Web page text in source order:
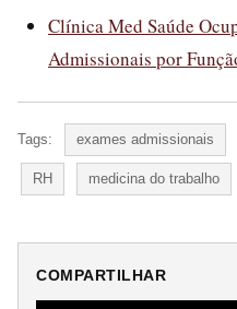
Clínica Med Saúde
Admissionais por
Tags: exames admissionais
RH medicina do trabalho
COMPARTILHAR